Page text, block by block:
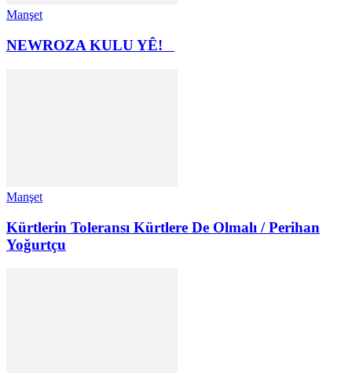
Manşet
NEWROZA KULU YÊ!
Manşet
Kürtlerin Toleransı Kürtlere De Olmalı / Perihan
Yoğurtçu